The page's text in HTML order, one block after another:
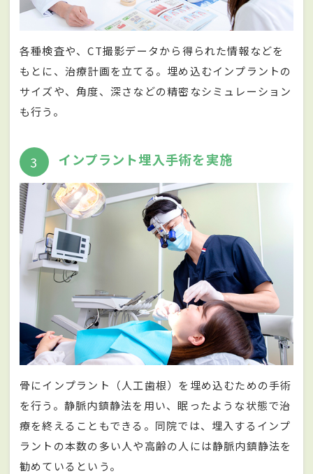
各種検査や、CT撮影データから得られた情報などを
もとに、治療計画を立てる。埋め込むインプラントの
サイズや、角度、深さなどの精密なシミュレーション
も行う。
3 インプラント埋入手術を実施
骨にインプラント（人工歯根）を埋め込むための手術
を行う。静脈内鎮静法を用い、眠ったような状態で治
療を終えることもできる。同院では、埋入するインプ
ラントの本数の多い人や高齢の人には静脈内鎮静法を
勧めているという。